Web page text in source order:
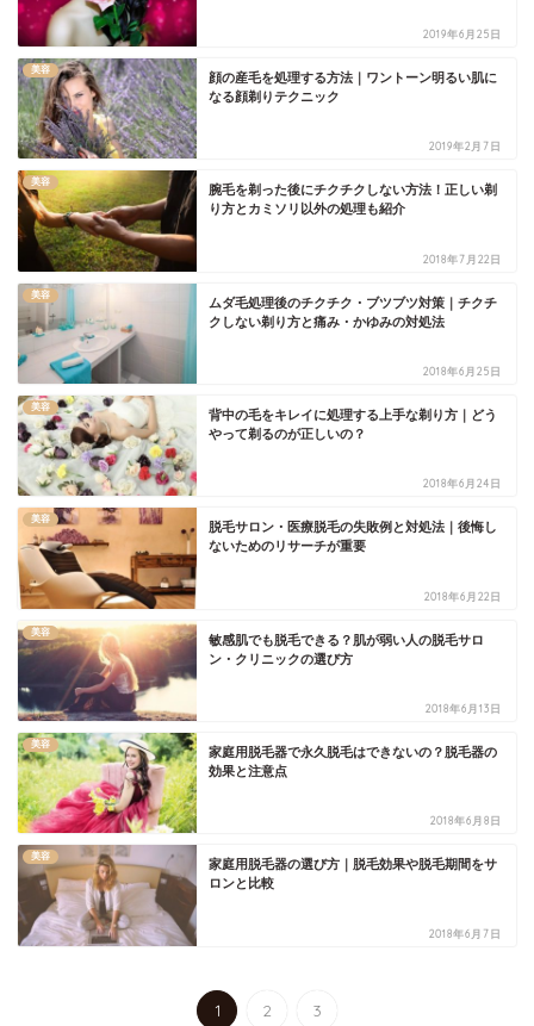
2019年6月25日
美容
顔の産毛を処理する方法｜ワントーン明るい肌に
なる顔剃りテクニック
2019年2月7日
美容
腕毛を剃った後にチクチクしない方法！正しい剃
り方とカミソリ以外の処理も紹介
2018年7月22日
美容
ムダ毛処理後のチクチク・ブツブツ対策｜チクチ
クしない剃り方と痛み・かゆみの対処法
2018年6月25日
美容
背中の毛をキレイに処理する上手な剃り方｜どう
やって剃るのが正しいの？
2018年6月24日
美容
脱毛サロン・医療脱毛の失敗例と対処法｜後悔し
ないためのリサーチが重要
2018年6月22日
美容
敏感肌でも脱毛できる？肌が弱い人の脱毛サロ
ン・クリニックの選び方
2018年6月13日
美容
家庭用脱毛器で永久脱毛はできないの？脱毛器の
効果と注意点
2018年6月8日
美容
家庭用脱毛器の選び方｜脱毛効果や脱毛期間をサ
ロンと比較
2018年6月7日
1 2 3